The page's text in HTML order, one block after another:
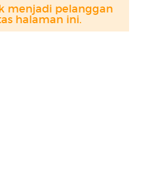
menjadi pelanggan
halaman ini.